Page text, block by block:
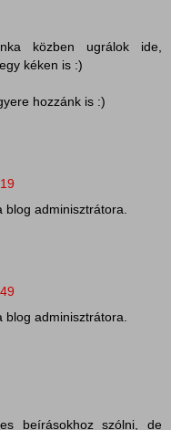
közben ugrálok ide,
kéken is :)
hozzánk is :)
adminisztrátora.
adminisztrátora.
beírásokhoz szólni, de